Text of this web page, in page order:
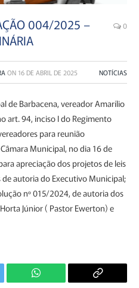
004/2025 –
0
ON 16 DE ABRIL DE 2025 NOTÍCIAS
de Barbacena, vereador Amarílio
art. 94, inciso I do Regimento
para reunião
Municipal, no dia 16 de
apreciação dos projetos de leis
autoria do Executivo Municipal;
nº 015/2024, de autoria dos
Júnior ( Pastor Ewerton) e
WhatsApp
Copiar